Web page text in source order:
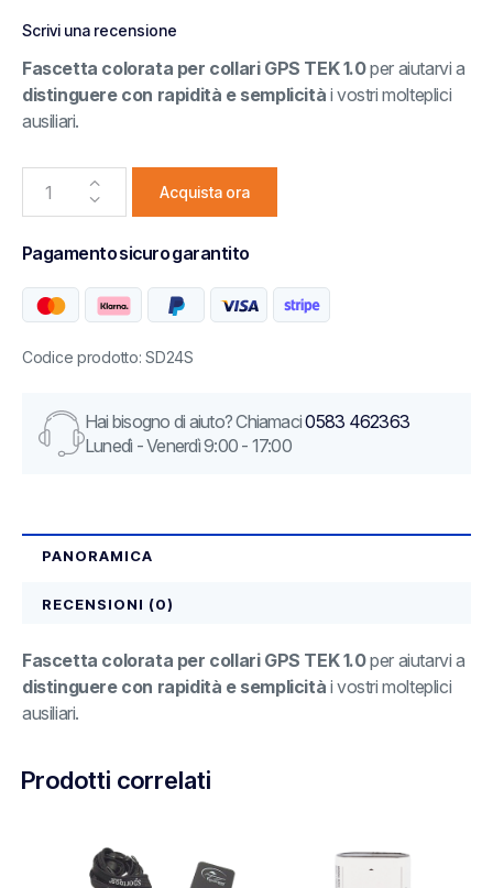
Scrivi una recensione
Fascetta colorata per collari GPS TEK 1.0per aiutarvi a
distinguere con rapidità e semplicità i vostri molteplici
ausiliari.
Acquista ora
Pagamento sicuro garantito
Codice prodotto: SD24S
Hai bisogno di aiuto? Chiamaci0583 462363
Lunedì - Venerdì 9:00 - 17:00
PANORAMICA
RECENSIONI (0)
Fascetta colorata per collari GPS TEK 1.0per aiutarvi a
distinguere con rapidità e semplicità i vostri molteplici
ausiliari.
Prodotti correlati